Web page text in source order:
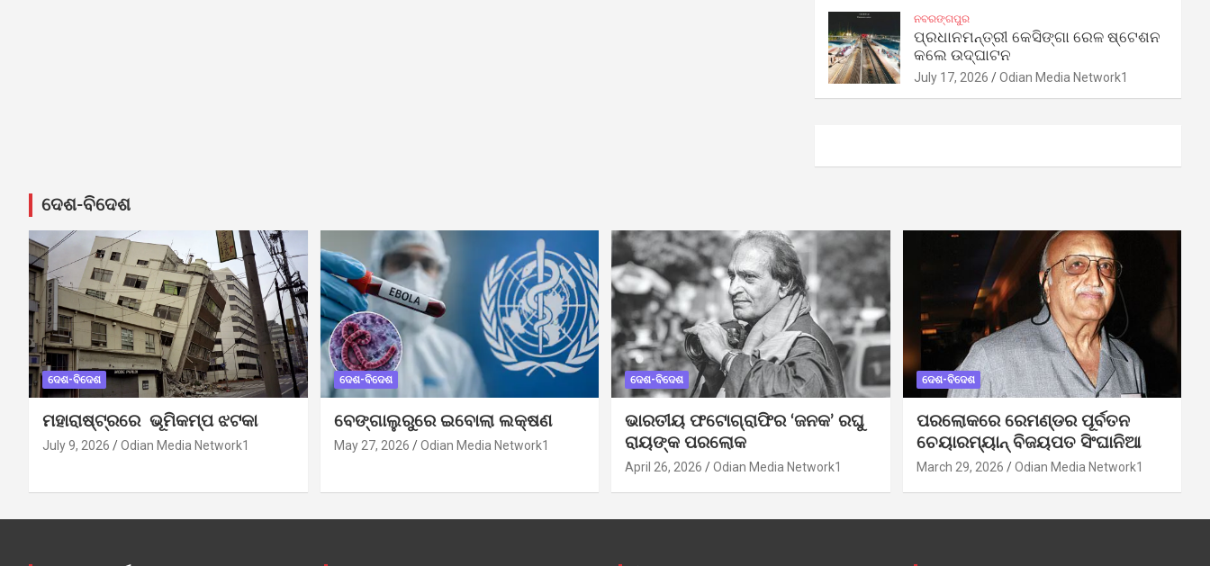
ନବରଙ୍ଗପୁର
ପ୍ରଧାନମନ୍ତ୍ରୀ କେସିଙ୍ଗା ରେଳ ଷ୍ଟେଶନ
କଲେ ଉଦ୍‌ଘାଟନ
July 17, 2026 Odian Media Network1
ଦେଶ-ବିଦେଶ
ଦେଶ-ବିଦେଶ
ମହାରାଷ୍ଟ୍ରରେ ଭୂମିକମ୍ପ ଝଟକା
July 9, 2026 Odian Media Network1
ଦେଶ-ବିଦେଶ
ବେଙ୍ଗାଲୁରୁରେ ଇବୋଲା ଲକ୍ଷଣ
May 27, 2026 Odian Media Network1
ଦେଶ-ବିଦେଶ
ଭାରତୀୟ ଫଟୋଗ୍ରାଫିର ‘ଜନକ’ ରଘୁ
ରାୟଙ୍କ ପରଲୋକ
April 26, 2026 Odian Media Network1
ଦେଶ-ବିଦେଶ
ପରଲୋକରେ ରେମଣ୍ଡର ପୂର୍ବତନ
ଚେୟାରମ୍ୟାନ୍ ବିଜୟପତ ସିଂଘାନିଆ
March 29, 2026 Odian Media Network1